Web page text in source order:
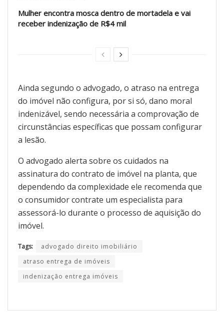
Mulher encontra mosca dentro de mortadela e vai
receber indenização de R$4 mil
Ainda segundo o advogado, o atraso na entrega
do imóvel não configura, por si só, dano moral
indenizável, sendo necessária a comprovação de
circunstâncias específicas que possam configurar
a lesão.
O advogado alerta sobre os cuidados na
assinatura do contrato de imóvel na planta, que
dependendo da complexidade ele recomenda que
o consumidor contrate um especialista para
assessorá-lo durante o processo de aquisição do
imóvel.
Tags:
advogado direito imobiliário
atraso entrega de imóveis
indenização entrega imóveis